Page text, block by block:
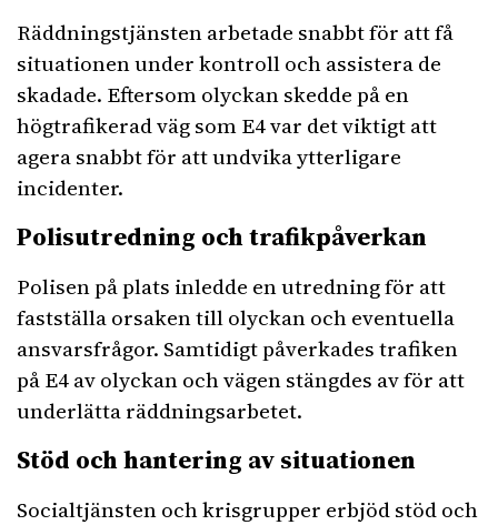
Räddningstjänsten arbetade snabbt för att få
situationen under kontroll och assistera de
skadade. Eftersom olyckan skedde på en
högtrafikerad väg som E4 var det viktigt att
agera snabbt för att undvika ytterligare
incidenter.
Polisutredning och trafikpåverkan
Polisen på plats inledde en utredning för att
fastställa orsaken till olyckan och eventuella
ansvarsfrågor. Samtidigt påverkades trafiken
på E4 av olyckan och vägen stängdes av för att
underlätta räddningsarbetet.
Stöd och hantering av situationen
Socialtjänsten och krisgrupper erbjöd stöd och